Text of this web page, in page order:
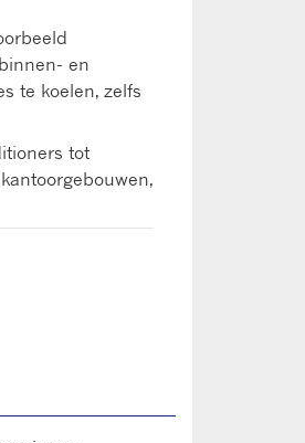
en
te koelen, zelfs
tot